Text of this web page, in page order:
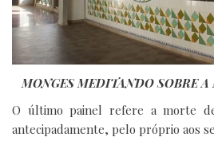
MONGES MEDITANDO SOBRE
O último painel refere a morte
antecipadamente, pelo próprio aos